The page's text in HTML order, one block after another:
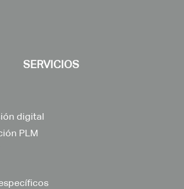
SERVICIOS
digital
PLM